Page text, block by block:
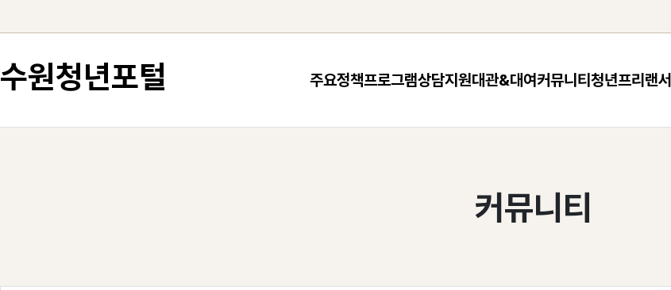
수원청년포털 주요정책프로그램상담지원대관&대여 커뮤니티 청년프리랜서
커뮤니티